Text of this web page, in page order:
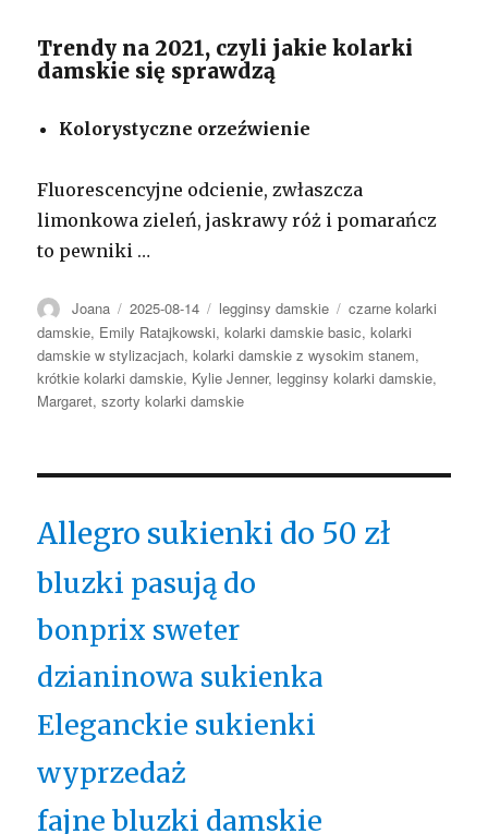
Trendy na 2021, czyli jakie kolarki
damskie się sprawdzą
Kolorystyczne orzeźwienie
Fluorescencyjne odcienie, zwłaszcza
limonkowa zieleń, jaskrawy róż i pomarańcz
to pewniki …
Autor
Joana Opublikowano
2025-08-14 Kategorie
legginsy damskie Tagi
czarne kolarki
damskie, Emily Ratajkowski,kolarki damskie basic,kolarki
damskie w stylizacjach,kolarki damskie z wysokim stanem,
krótkie kolarki damskie, Kylie Jenner, legginsy kolarki damskie,
Margaret,szorty kolarki damskie
Allegro sukienki do 50 zł
bluzki pasują do
bonprix sweter
dzianinowa sukienka
Eleganckie sukienki
wyprzedaż
fajne bluzki damskie